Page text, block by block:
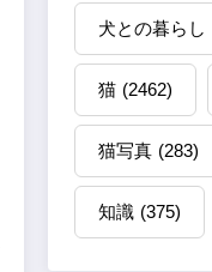
犬との暮らし
猫 (2462)
猫写真 (283)
知識 (375)